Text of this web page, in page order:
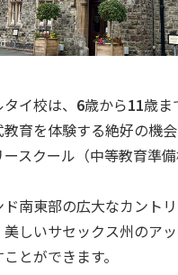
イ校は、 6歳から11歳ま
育を体験する絶好の機
ースクール（中等教育準
南東部の広大なカント
美しいサセックス州のア
とができます。